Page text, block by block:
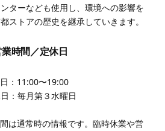
ターなども使用し、環境への影響を
ストアの歴史を継承していきます。
時間／定休日
：11:00〜19:00
：毎月第３水曜日
は通常時の情報です。臨時休業や営